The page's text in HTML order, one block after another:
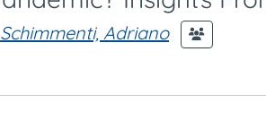
Schimmenti, Adriano